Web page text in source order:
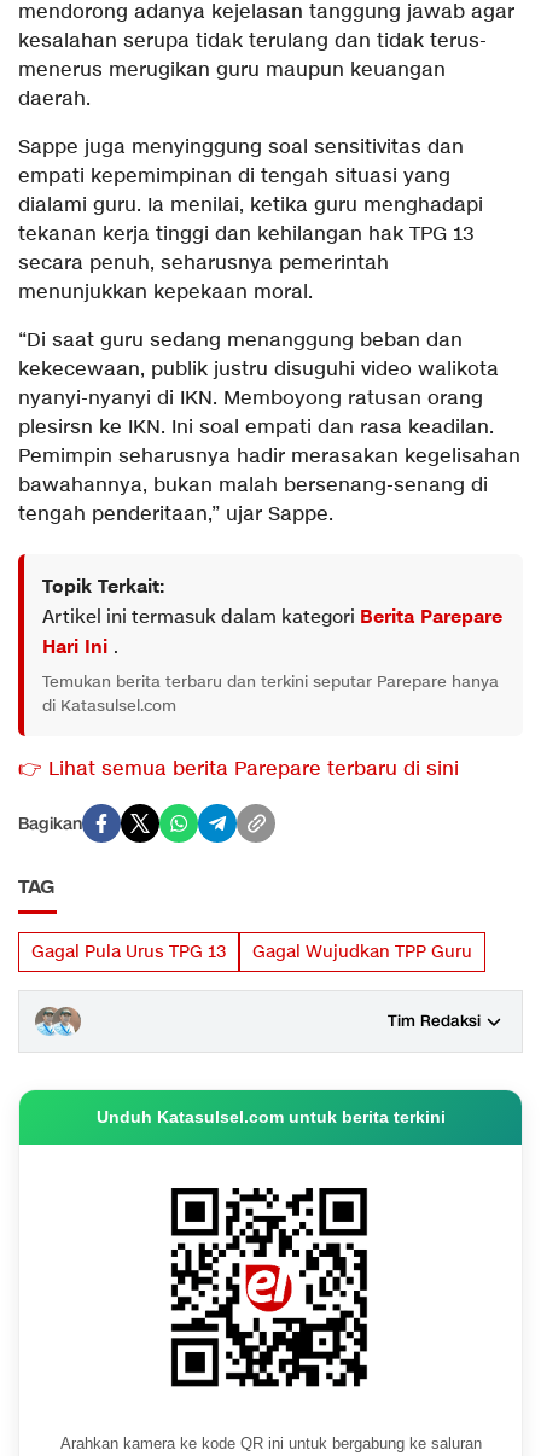
mendorong adanya kejelasan tanggung jawab agar
kesalahan serupa tidak terulang dan tidak terus-
menerus merugikan guru maupun keuangan
daerah.
Sappe juga menyinggung soal sensitivitas dan
empati kepemimpinan di tengah situasi yang
dialami guru. Ia menilai, ketika guru menghadapi
tekanan kerja tinggi dan kehilangan hak TPG 13
secara penuh, seharusnya pemerintah
menunjukkan kepekaan moral.
“Di saat guru sedang menanggung beban dan
kekecewaan, publik justru disuguhi video walikota
nyanyi-nyanyi di IKN. Memboyong ratusan orang
plesirsn ke IKN. Ini soal empati dan rasa keadilan.
Pemimpin seharusnya hadir merasakan kegelisahan
bawahannya, bukan malah bersenang-senang di
tengah penderitaan,” ujar Sappe.
Topik Terkait:
Artikel ini termasuk dalam kategori Berita Parepare
Hari Ini .
Temukan berita terbaru dan terkini seputar Parepare hanya
di Katasulsel.com
👉 Lihat semua berita Parepare terbaru di sini
Bagikan
TAG
Gagal Pula Urus TPG 13 Gagal Wujudkan TPP Guru
Tim Redaksi
Unduh Katasulsel.com untuk berita terkini
Arahkan kamera ke kode QR ini untuk bergabung ke saluran